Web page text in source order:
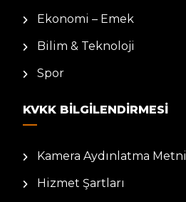
Ekonomi – Emek
Bilim & Teknoloji
Spor
KVKK BILGILENDIRMESI
Kamera Aydınlatma Metni
Hizmet Şartları